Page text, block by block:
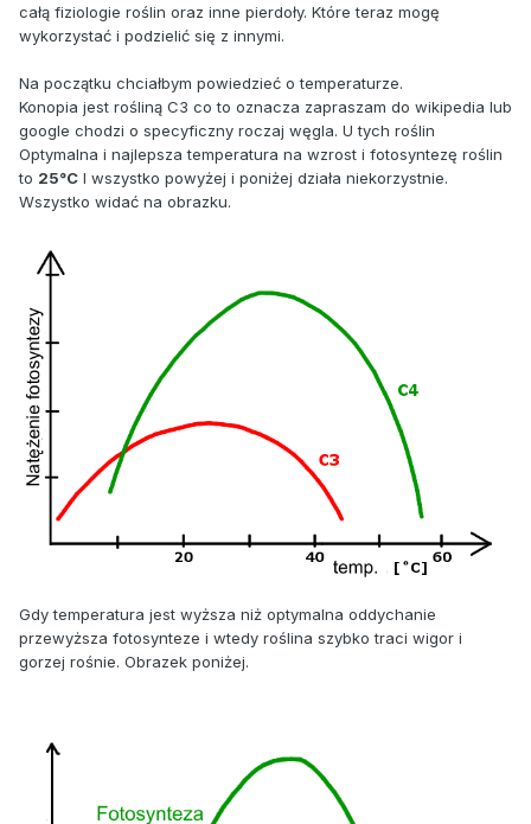
całą fiziologie roślin oraz inne pierdoły. Które teraz mogę
wykorzystać i podzielić się z innymi.
Na początku chciałbym powiedzieć o temperaturze.
Konopia jest rośliną C3 co to oznacza zapraszam do wikipedia lub
google chodzi o specyficzny roczaj węgla. U tych roślin
Optymalna i najlepsza temperatura na wzrost i fotosyntezę roślin
to 25°C I wszystko powyżej i poniżej działa niekorzystnie.
Wszystko widać na obrazku.
Gdy temperatura jest wyższa niż optymalna oddychanie
przewyższa fotosynteze i wtedy roślina szybko traci wigor i
gorzej rośnie. Obrazek poniżej.